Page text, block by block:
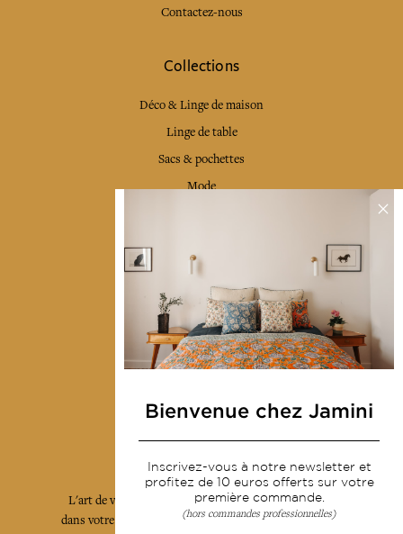
Contactez-nous
Collections
Déco & Linge de maison
Linge de table
Sacs & pochettes
Mode
Livraison & retour
CGV
Devenir revendeur
Notre communauté
L'art de vivre JAMINI raconté avec poésie et élégance
dans votre boîte mail. Inscrivez vous à notre newsletter
Bienvenue chez Jamini
Inscrivez-vous à notre newsletter et
profitez de 10 euros offerts sur votre
première commande.
(hors commandes professionnelles)